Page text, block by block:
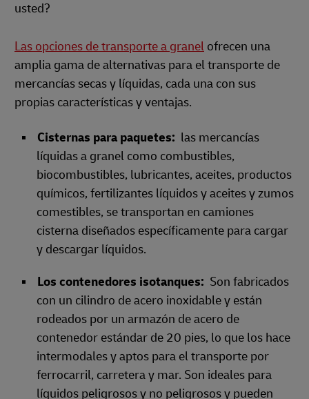
usted?
Las opciones de transporte a granel ofrecen una
amplia gama de alternativas para el transporte de
mercancías secas y líquidas, cada una con sus
propias características y ventajas.
Cisternas para paquetes: las mercancías
líquidas a granel como combustibles,
biocombustibles, lubricantes, aceites, productos
químicos, fertilizantes líquidos y aceites y zumos
comestibles, se transportan en camiones
cisterna diseñados específicamente para cargar
y descargar líquidos.
Los contenedores isotanques: Son fabricados
con un cilindro de acero inoxidable y están
rodeados por un armazón de acero de
contenedor estándar de 20 pies, lo que los hace
intermodales y aptos para el transporte por
ferrocarril, carretera y mar. Son ideales para
líquidos peligrosos y no peligrosos y pueden